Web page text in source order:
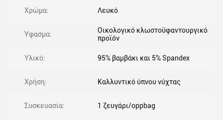
Χρώμα: Λευκό
Ύφασμα:
Οικολογικό κλωστοϋφαντουργικό
προϊόν
Υλικό: 95% βαμβάκι και 5% Spandex
Χρήση: Καλλυντικό ύπνου νύχτας
Συσκευασία: 1 ζευγάρι/oppbag